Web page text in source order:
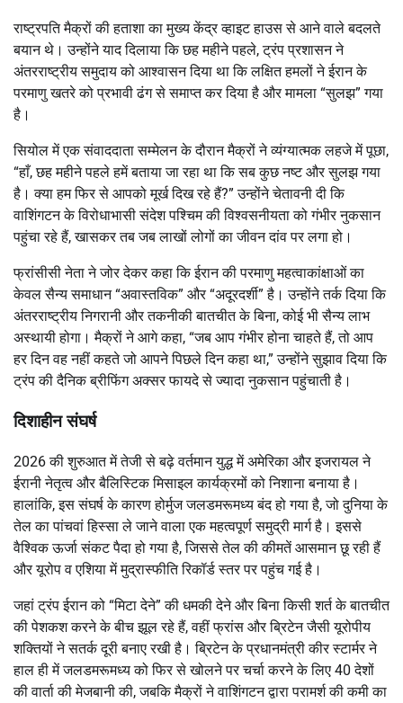
राष्ट्रपति मैक्रों की हताशा का मुख्य केंद्र व्हाइट हाउस से आने वाले बदलते
बयान थे। उन्होंने याद दिलाया कि छह महीने पहले, ट्रंप प्रशासन ने
अंतरराष्ट्रीय समुदाय को आश्वासन दिया था कि लक्षित हमलों ने ईरान के
परमाणु खतरे को प्रभावी ढंग से समाप्त कर दिया है और मामला “सुलझ” गया
है।
सियोल में एक संवाददाता सम्मेलन के दौरान मैक्रों ने व्यंग्यात्मक लहजे में पूछा,
“हाँ, छह महीने पहले हमें बताया जा रहा था कि सब कुछ नष्ट और सुलझ गया
है। क्या हम फिर से आपको मूर्ख दिख रहे हैं?” उन्होंने चेतावनी दी कि
वाशिंगटन के विरोधाभासी संदेश पश्चिम की विश्वसनीयता को गंभीर नुकसान
पहुंचा रहे हैं, खासकर तब जब लाखों लोगों का जीवन दांव पर लगा हो।
फ्रांसीसी नेता ने जोर देकर कहा कि ईरान की परमाणु महत्वाकांक्षाओं का
केवल सैन्य समाधान “अवास्तविक” और “अदूरदर्शी” है। उन्होंने तर्क दिया कि
अंतरराष्ट्रीय निगरानी और तकनीकी बातचीत के बिना, कोई भी सैन्य लाभ
अस्थायी होगा। मैक्रों ने आगे कहा, “जब आप गंभीर होना चाहते हैं, तो आप
हर दिन वह नहीं कहते जो आपने पिछले दिन कहा था,” उन्होंने सुझाव दिया कि
ट्रंप की दैनिक ब्रीफिंग अक्सर फायदे से ज्यादा नुकसान पहुंचाती है।
दिशाहीन संघर्ष
2026 की शुरुआत में तेजी से बढ़े वर्तमान युद्ध में अमेरिका और इजरायल ने
ईरानी नेतृत्व और बैलिस्टिक मिसाइल कार्यक्रमों को निशाना बनाया है।
हालांकि, इस संघर्ष के कारण होर्मुज जलडमरूमध्य बंद हो गया है, जो दुनिया के
तेल का पांचवां हिस्सा ले जाने वाला एक महत्वपूर्ण समुद्री मार्ग है। इससे
वैश्विक ऊर्जा संकट पैदा हो गया है, जिससे तेल की कीमतें आसमान छू रही हैं
और यूरोप व एशिया में मुद्रास्फीति रिकॉर्ड स्तर पर पहुंच गई है।
जहां ट्रंप ईरान को “मिटा देने” की धमकी देने और बिना किसी शर्त के बातचीत
की पेशकश करने के बीच झूल रहे हैं, वहीं फ्रांस और ब्रिटेन जैसी यूरोपीय
शक्तियों ने सतर्क दूरी बनाए रखी है।ब्रिटेन के प्रधानमंत्री कीर स्टार्मर ने
हाल ही में जलडमरूमध्य को फिर से खोलने पर चर्चा करने के लिए 40 देशों
की वार्ता की मेजबानी की, जबकि मैक्रों ने वाशिंगटन द्वारा परामर्श की कमी का